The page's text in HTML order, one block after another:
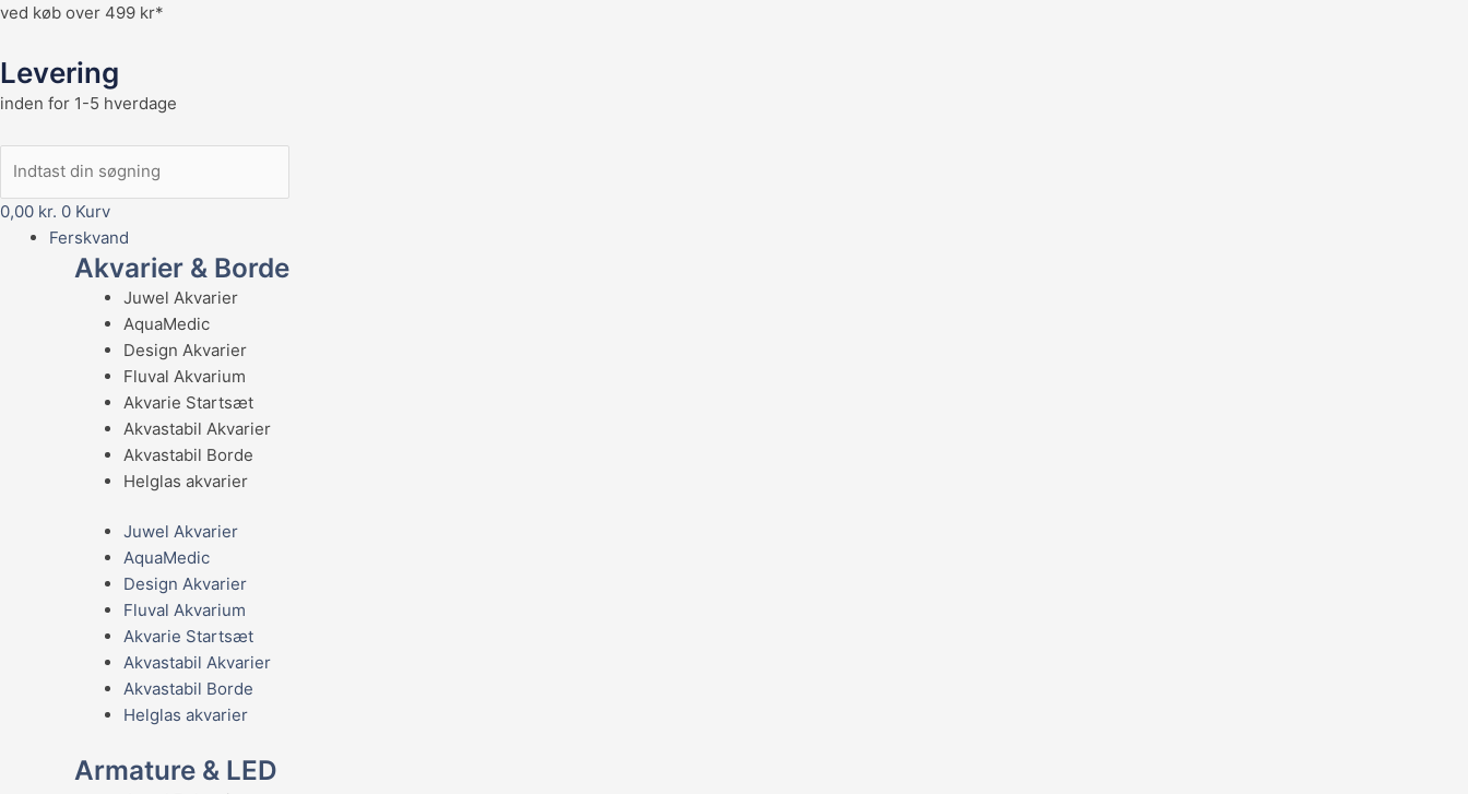
ved køb over 499 kr*
Levering
inden for 1-5 hverdage
0,00 kr. 0 Kurv
Ferskvand
Akvarier & Borde
Juwel Akvarier
AquaMedic
Design Akvarier
Fluval Akvarium
Akvarie Startsæt
Akvastabil Akvarier
Akvastabil Borde
Helglas akvarier
Juwel Akvarier
AquaMedic
Design Akvarier
Fluval Akvarium
Akvarie Startsæt
Akvastabil Akvarier
Akvastabil Borde
Helglas akvarier
Armature & LED